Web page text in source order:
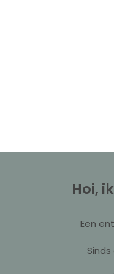
Hoi,
Een